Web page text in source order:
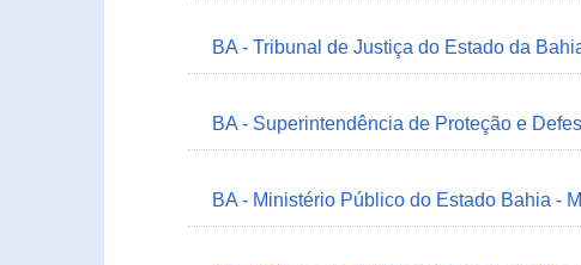
BA - Tribunal de Justiça do Estado da
BA - Superintendência de Proteção e
BA - Ministério Público do Estado Bahia -